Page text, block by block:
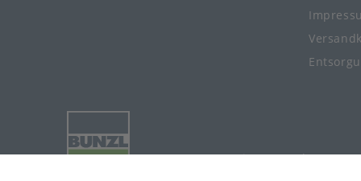
© 2024-2026 Meier Verpackungen